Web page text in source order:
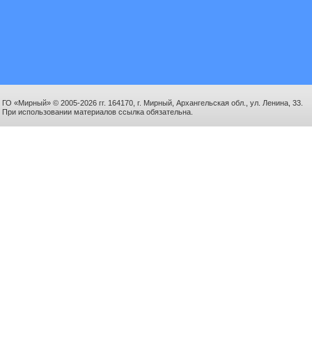
ГО «Мирный» © 2005-2026 гг. 164170, г. Мирный, Архангельская обл., ул. Ленина, 33.
При использовании материалов ссылка обязательна.